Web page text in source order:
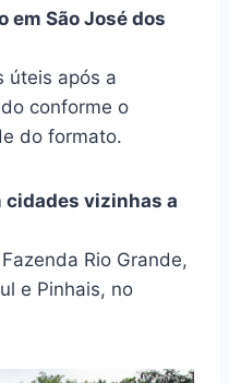
em São José dos
úteis após a
conforme o
do formato.
cidades vizinhas a
Rio Grande,
e Pinhais, no